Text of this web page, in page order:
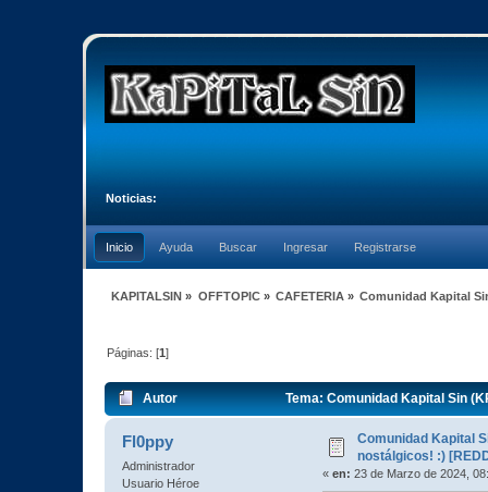
Noticias:
Inicio Ayuda Buscar Ingresar Registrarse
KAPITALSIN » OFFTOPIC» CAFETERIA» Comunidad Kapital
Páginas: [1]
Autor Tema: Comunidad Kapital Sin
Fl0ppy
Administrador
Usuario Héroe
Comunidad Kapital
nostálgicos! :)
« en: 23 de Marzo de 2024,